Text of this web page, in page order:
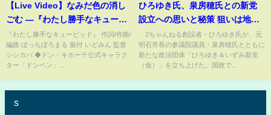
【Live Video】なみだ色の消し
ごむ ―『わたし勝手なキューピ
ッド』with ドンペンくん
（2024/12/30@STUDIO
SELENE b2）
『わたし勝手なキューピッド』 作詞/作曲/
編曲 ぼっちぼろまる 振付 いどみん 監督
シシカバ ◆ドン・キホーテ公式キャラク
ター「ドンペン」...
ひろゆき氏、泉房穂氏との新党
設立への思いと秘策 狙いは地方
の首長一本「公約違反したら給
料を差し押さえる」候補者選び
に“審査委員会”構想(ABEMA
2ちゃんねる創設者・ひろゆき氏が、元
明石市長の参議院議員・泉房穂氏とともに
新たな政治団体「ひろゆき＆いずみ新党
（仮）」を立ち上げた。国政で...
s